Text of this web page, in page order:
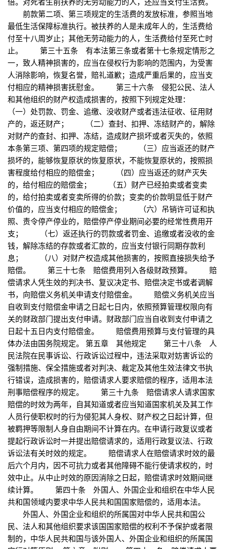
前款第二项、第三项规定的生活费的发放标准，参照当地
最低生活保障标准执行。被扶养的人是未成年人的，生活费给
付至十八周岁止；其他无劳动能力的人，生活费给付至死亡时
止。 第三十五条 有本法第三条或者第十七条规定情形之
一，致人精神损害的，应当在侵权行为影响的范围内，为受害
人消除影响，恢复名誉，赔礼道歉；造成严重后果的，应当支
付相应的精神损害抚慰金。 第三十六条 侵犯公民、法人
和其他组织的财产权造成损害的，按照下列规定处理：
（一）处罚款、罚金、追缴、没收财产或者违法征收、征用财
产的，返还财产； （二）查封、扣押、冻结财产的，解除
对财产的查封、扣押、冻结，造成财产损坏或者灭失的，依照
本条第三项、第四项的规定赔偿； （三）应当返还的财产
损坏的，能够恢复原状的恢复原状，不能恢复原状的，按照损
害程度给付相应的赔偿金； （四）应当返还的财产灭失
的，给付相应的赔偿金； （五）财产已经拍卖或者变卖
的，给付拍卖或者变卖所得的价款；变卖的价款明显低于财产
价值的，应当支付相应的赔偿金； （六）吊销许可证和执
照、责令停产停业的，赔偿停产停业期间必要的经常性费用开
支； （七）返还执行的罚款或者罚金、追缴或者没收的金
钱，解除冻结的存款或者汇款的，应当支付银行同期存款利
息； （八）对财产权造成其他损害的，按照直接损失给予
赔偿。 第三十七条 赔偿费用列入各级财政预算。 赔
偿请求人凭生效的判决书、复议决定书、赔偿决定书或者调解
书，向赔偿义务机关申请支付赔偿金。 赔偿义务机关应当
自收到支付赔偿金申请之日起七日内，依照预算管理权限向有
关的财政部门提出支付申请。财政部门应当自收到支付申请之
日起十五日内支付赔偿金。 赔偿费用预算与支付管理的具
体办法由国务院规定。 第五章 其他规定 第三十八条 人
民法院在民事诉讼、行政诉讼过程中，违法采取对妨害诉讼的
强制措施、保全措施或者对判决、裁定及其他生效法律文书执
行错误，造成损害的，赔偿请求人要求赔偿的程序，适用本法
刑事赔偿程序的规定。 第三十九条 赔偿请求人请求国家
赔偿的时效为两年，自其知道或者应当知道国家机关及其工作
人员行使职权时的行为侵犯其人身权、财产权之日起计算，但
被羁押等限制人身自由期间不计算在内。在申请行政复议或者
提起行政诉讼时一并提出赔偿请求的，适用行政复议法、行政
诉讼法有关时效的规定。 赔偿请求人在赔偿请求时效的最
后六个月内，因不可抗力或者其他障碍不能行使请求权的，时
效中止。从中止时效的原因消除之日起，赔偿请求时效期间继
续计算。 第四十条 外国人、外国企业和组织在中华人民
共和国领域内要求中华人民共和国国家赔偿的，适用本法。
外国人、外国企业和组织的所属国对中华人民共和国公
民、法人和其他组织要求该国国家赔偿的权利不予保护或者限
制的，中华人民共和国与该外国人、外国企业和组织的所属国